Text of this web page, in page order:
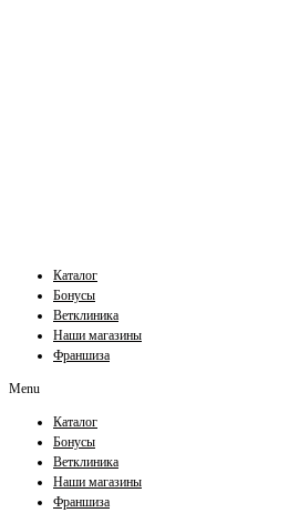
Каталог
Бонусы
Ветклиника
Наши магазины
Франшиза
Menu
Каталог
Бонусы
Ветклиника
Наши магазины
Франшиза